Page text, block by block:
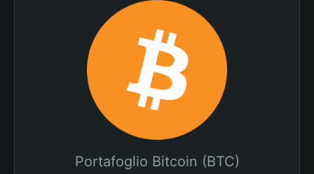
Portafoglio Bitcoin (BTC)